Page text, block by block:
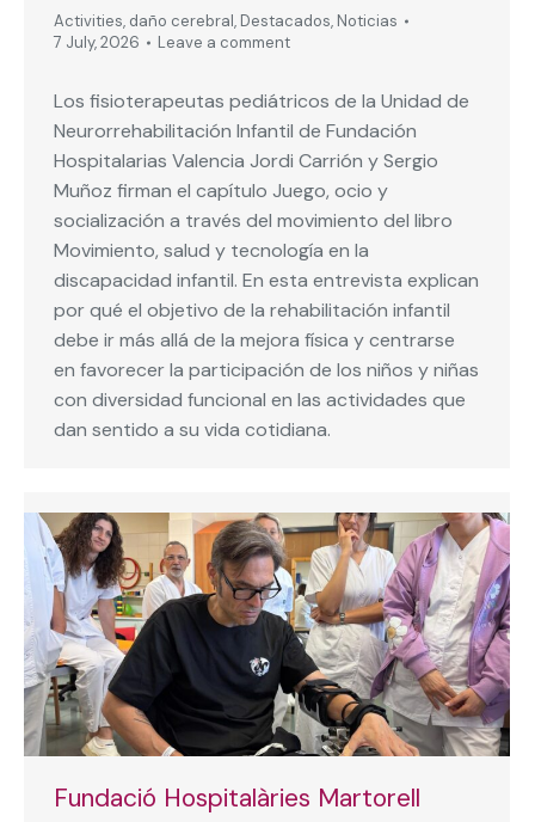
Activities, daño cerebral, Destacados, Noticias
7 July, 2026
Leave a comment
Los fisioterapeutas pediátricos de la Unidad de
Neurorrehabilitación Infantil de Fundación
Hospitalarias Valencia Jordi Carrión y Sergio
Muñoz firman el capítulo Juego, ocio y
socialización a través del movimiento del libro
Movimiento, salud y tecnología en la
discapacidad infantil. En esta entrevista explican
por qué el objetivo de la rehabilitación infantil
debe ir más allá de la mejora física y centrarse
en favorecer la participación de los niños y niñas
con diversidad funcional en las actividades que
dan sentido a su vida cotidiana.
Fundació Hospitalàries Martorell